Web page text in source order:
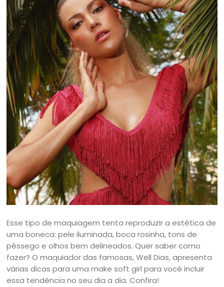
Esse tipo de maquiagem tenta reproduzir a estética de
uma boneca: pele iluminada, boca rosinha, tons de
pêssego e olhos bem delineados. Quer saber como
fazer? O maquiador das famosas, Well Dias, apresenta
várias dicas para uma make soft girl para você incluir
essa tendência no seu dia a dia. Confira!